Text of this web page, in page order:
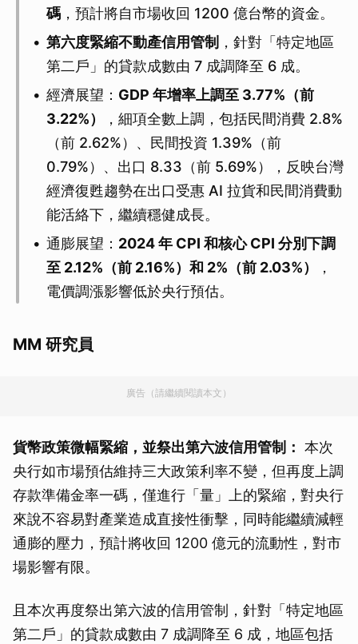
碼 ，預計將自市場收回 1200 億台幣的資金。
第六度緊縮不動產信用管制 ，針對「特定地區
第二戶」的貸款成數由 7 成調降至 6 成。
經濟展望： GDP 年增率上調至 3.77%（前
3.22%）
，細項全數上調，包括民間消費 2.8%
（前 2.62%）、民間投資 1.39%（前
0.79%）、出口 8.33（前 5.69%），反映台灣
經濟復甦趨勢在出口受惠 AI 拉貨和民間消費動
能活絡下，繼續穩健成長。
通膨展望： 2024 年 CPI 和核心 CPI 分別下調
至 2.12%（前 2.16%）和 2%（前 2.03%）
，
電價調漲影響低於央行預估。
MM 研究員
廣告（請繼續閱讀本文）
貨幣政策微幅緊縮，並祭出第六波信用管制： 本次
央行如市場預估維持三大政策利率不變，但再度上調
存款準備金率一碼，僅進行「量」上的緊縮，對央行
來說不容易對產業造成直接性衝擊，同時能繼續減輕
通膨的壓力，預計將收回 1200 億元的流動性，對市
場影響有限。
且本次再度祭出第六波的信用管制，針對「特定地區
第二戶」的貸款成數由 7 成調降至 6 成，地區包括